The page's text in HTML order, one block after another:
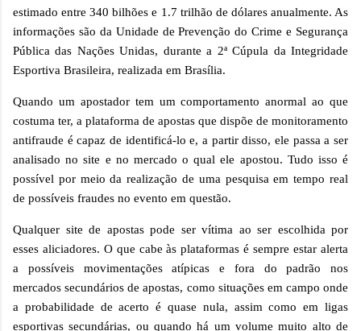
estimado entre 340 bilhões e 1.7 trilhão de dólares anualmente. As
informações são da Unidade de Prevenção do Crime e Segurança
Pública das Nações Unidas, durante a 2ª Cúpula da Integridade
Esportiva Brasileira, realizada em Brasília.
Quando um apostador tem um comportamento anormal ao que
costuma ter, a plataforma de apostas que dispõe de monitoramento
antifraude é capaz de identificá-lo e, a partir disso, ele passa a ser
analisado no site e no mercado o qual ele apostou. Tudo isso é
possível por meio da realização de uma pesquisa em tempo real
de possíveis fraudes no evento em questão.
Qualquer site de apostas pode ser vítima ao ser escolhida por
esses aliciadores. O que cabe às plataformas é sempre estar alerta
a possíveis movimentações atípicas e fora do padrão nos
mercados secundários de apostas, como situações em campo onde
a probabilidade de acerto é quase nula, assim como em ligas
esportivas secundárias, ou quando há um volume muito alto de